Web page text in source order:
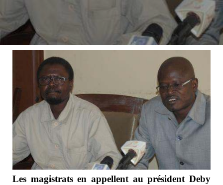
Les magistrats en appellent au président Deby